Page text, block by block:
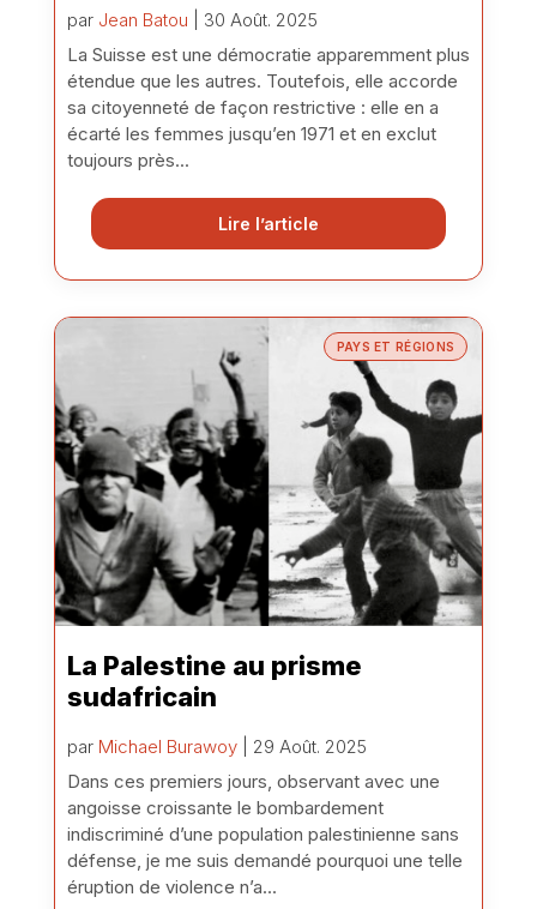
par Jean Batou | 30 Août. 2025
La Suisse est une démocratie apparemment plus
étendue que les autres. Toutefois, elle accorde
sa citoyenneté de façon restrictive : elle en a
écarté les femmes jusqu’en 1971 et en exclut
toujours près...
Lire l’article
PAYS ET RÉGIONS
La Palestine au prisme
sudafricain
par Michael Burawoy| 29 Août. 2025
Dans ces premiers jours, observant avec une
angoisse croissante le bombardement
indiscriminé d’une population palestinienne sans
défense, je me suis demandé pourquoi une telle
éruption de violence n’a...